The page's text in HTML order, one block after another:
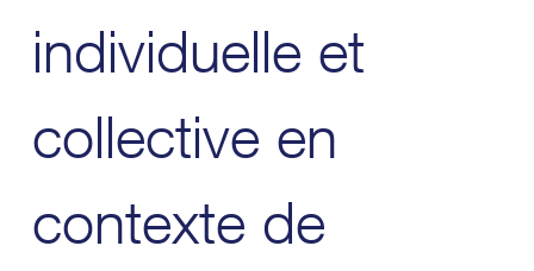
individuelle et
collective en
contexte de